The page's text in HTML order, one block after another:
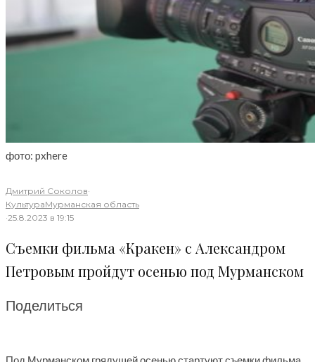
фото: pxhere
Дмитрий Соколов·
КультураМурманская область
·25.8.2023 в 19:15
Съемки фильма «Кракен» с Александром
Петровым пройдут осенью под Мурманском
Поделиться